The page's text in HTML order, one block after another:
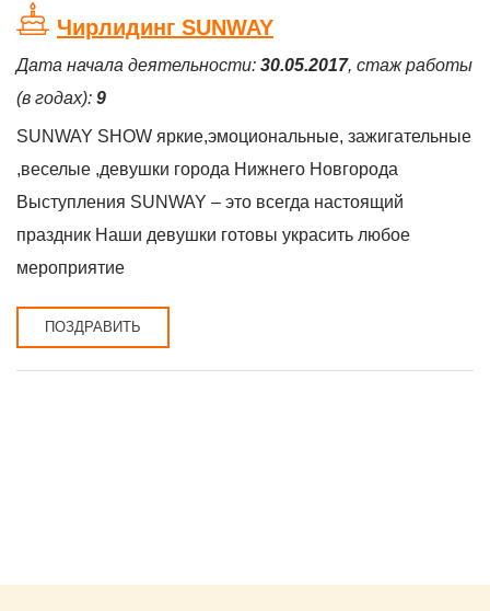
Чирлидинг SUNWAY
Дата начала деятельности: 30.05.2017, стаж работы
(в годах): 9
SUNWAY SHOW яркие,эмоциональные, зажигательные
,веселые ,девушки города Нижнего Новгорода
Выступления SUNWAY – это всегда настоящий
праздник Наши девушки готовы украсить любое
мероприятие
ПОЗДРАВИТЬ